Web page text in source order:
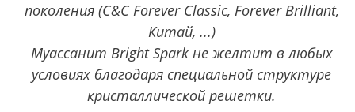
поколения (C&C Forever Classic, Forever Brilliant,
Китай, ...)
Муассанит Bright Spark не желтит в любых
условиях благодаря специальной структуре
кристаллической решетки.